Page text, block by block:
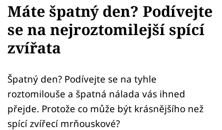
Témata
Showbyznys
Youtubeři
Virály
Máte špatný den? Podívejte
se na nejroztomilejší spící
zvířata
Špatný den? Podívejte se na tyhle
roztomilouše a špatná nálada vás ihned
přejde. Protože co může být krásnějšího než
spící zvířecí mrňouskové?